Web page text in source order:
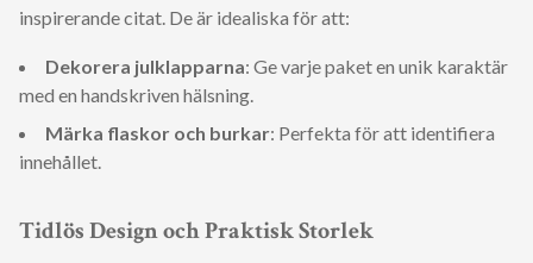
inspirerande citat. De är idealiska för att:
Dekorera julklapparna: Ge varje paket en unik karaktär
med en handskriven hälsning.
Märka flaskor och burkar: Perfekta för att identifiera
innehållet.
Tidlös Design och Praktisk Storlek